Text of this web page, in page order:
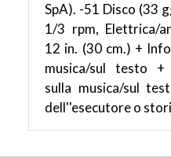
SpA). -51 Disco (33
1/3 rpm, Elettrica/
12 in. (30 cm.) +
musica/sul testo +
sulla musica/sul
dell''esecutore o